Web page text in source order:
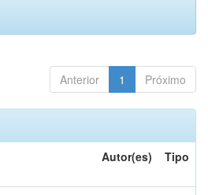
Anterior 1 Próximo
Autor(es) Tipo